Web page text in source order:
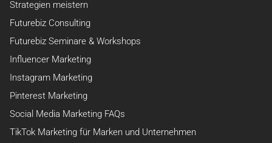
Strategien meistern
Futurebiz Consulting
Futurebiz Seminare & Workshops
Influencer Marketing
Instagram Marketing
Pinterest Marketing
Social Media Marketing FAQs
TikTok Marketing für Marken und Unternehmen